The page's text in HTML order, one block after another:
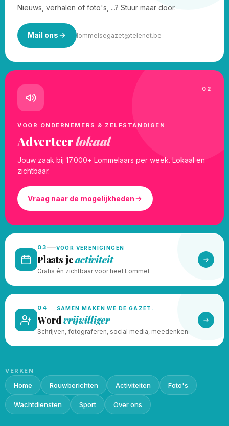
Nieuws, verhalen of foto's, ...? Stuur maar door.
Mail ons lommelsegazet@telenet.be
02
VOOR ONDERNEMERS & ZELFSTANDIGEN
Adverteerlokaal
Jouw zaak bij 17.000+ Lommelaars per week. Lokaal en
zichtbaar.
Vraag naar de mogelijkheden
03 VOOR VERENIGINGEN
Plaats jeactiviteit
Gratis én zichtbaar voor heel Lommel.
04 SAMEN MAKEN WE DE GAZET.
Wordvrijwilliger
Schrijven, fotograferen, social media, meedenken.
VERKEN
Home Rouwberichten Activiteiten Foto's
Wachtdiensten Sport Over ons